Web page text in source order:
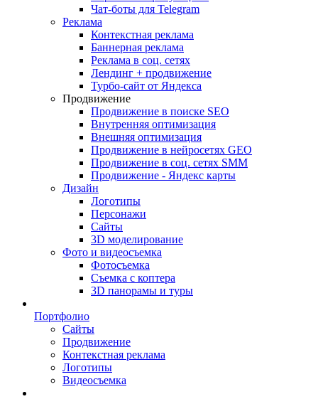
Чат-боты для Telegram
Реклама
Контекстная реклама
Баннерная реклама
Реклама в соц. сетях
Лендинг + продвижение
Турбо-сайт от Яндекса
Продвижение
Продвижение в поиске SEO
Внутренняя оптимизация
Внешняя оптимизация
Продвижение в нейросетях GEO
Продвижение в соц. сетях SMM
Продвижение - Яндекс карты
Дизайн
Логотипы
Персонажи
Сайты
3D моделирование
Фото и видеосъемка
Фотосъемка
Съемка с коптера
3D панорамы и туры
Портфолио
Сайты
Продвижение
Контекстная реклама
Логотипы
Видеосъемка